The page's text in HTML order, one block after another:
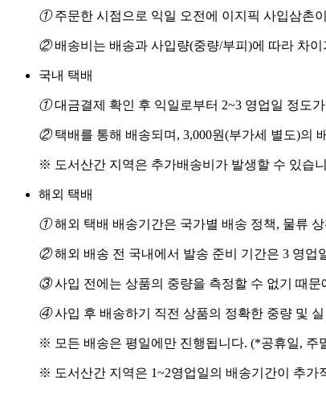
①주문한 시점으로 익일 오전에 이지픽 사입삼촌
②배송비는 배송과 사입량(중량/부피)에 따라 차
국내 택배
①대금결제 확인 후 익일로부터 2~3 영업일 정도
②택배를 통해 배송되며, 3,000원(부가세 별도)의
※ 도서산간 지역은 추가배송비가 발생할 수 있습
해외 택배
①해외 택배 배송기간은 국가별 배송 정책, 물류
②해외 배송 전 국내에서 발송 준비 기간은 3 영업
③사입 전에는 상품의 중량을 측정할 수 없기 때
④사입 후 배송하기 직전 상품의 정확한 중량 및
※ 모든 배송은 평일에만 진행됩니다. (*공휴일, 주
※ 도서산간 지역은 1~2영업일의 배송기간이 추가